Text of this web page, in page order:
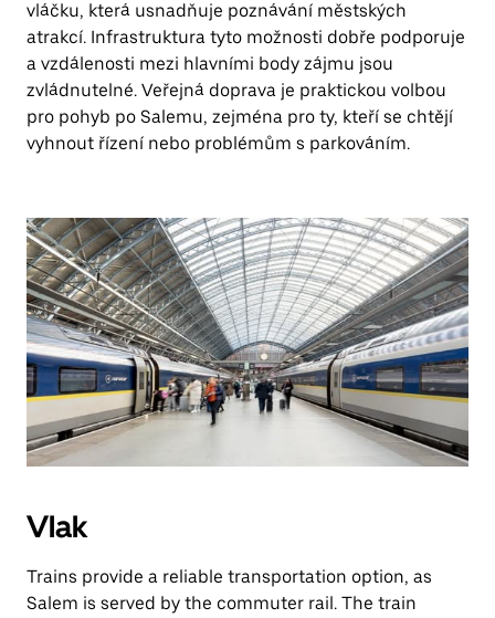
vláčku, která usnadňuje poznávání městských
atrakcí. Infrastruktura tyto možnosti dobře podporuje
a vzdálenosti mezi hlavními body zájmu jsou
zvládnutelné. Veřejná doprava je praktickou volbou
pro pohyb po Salemu, zejména pro ty, kteří se chtějí
vyhnout řízení nebo problémům s parkováním.
Vlak
Trains provide a reliable transportation option, as
Salem is served by the commuter rail. The train